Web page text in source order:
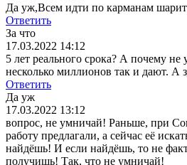
Да уж,Всем идти по карманам
Ответить
За что
17.03.2022 14:12
5 лет реального срока? А почему не
несколько миллионов так и дают. А
Ответить
Да уж
17.03.2022 13:12
вопрос, не умничай! Раньше, при
работу предлагали, а сейчас её
найдёшь! И если найдёшь, то не
получишь! Так, что не умничай!